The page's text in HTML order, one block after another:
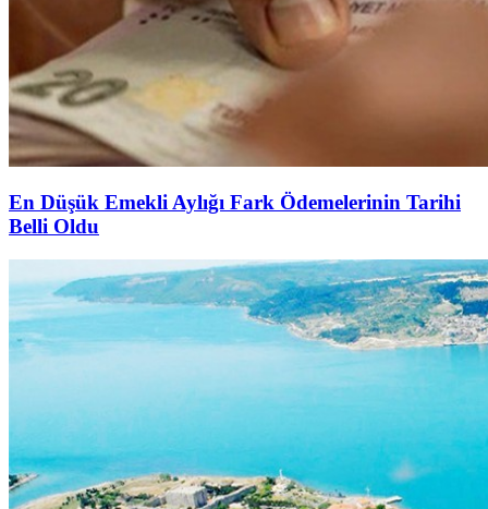
En Düşük Emekli Aylığı Fark Ödemelerinin Tarihi
Belli Oldu